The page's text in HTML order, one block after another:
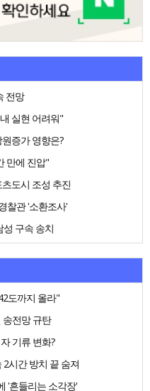
전망
실현 어려워"
원증가 영향은?
만에 진압"
도시 조성 추진
찰관 '소환조사'
성 구속 송치
도까지 올라"
송전망 규탄
기류 변화?
2시간 방치 끝 숨져
'흔들리는 소각장'